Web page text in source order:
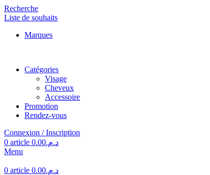
Recherche
Liste de souhaits
Marques
Catégories
Visage
Cheveux
Accessoire
Promotion
Rendez-vous
Connexion / Inscription
0 article د.م.0.00
Menu
0 article د.م.0.00